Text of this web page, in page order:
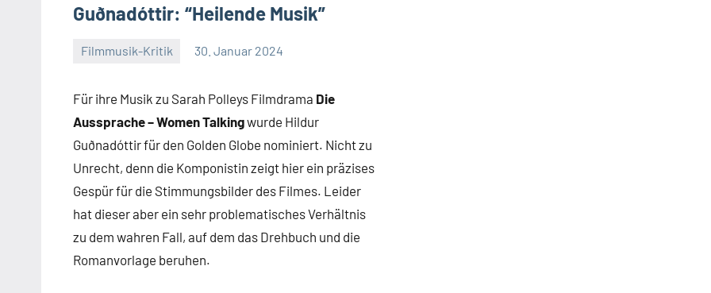
Guðnadóttir: “Heilende Musik”
Filmmusik-Kritik 30. Januar 2024
Für ihre Musik zu Sarah Polleys Filmdrama Die
Aussprache – Women Talkingwurde Hildur
Guðnadóttir für den Golden Globe nominiert. Nicht zu
Unrecht, denn die Komponistin zeigt hier ein präzises
Gespür für die Stimmungsbilder des Filmes. Leider
hat dieser aber ein sehr problematisches Verhältnis
zu dem wahren Fall, auf dem das Drehbuch und die
Romanvorlage beruhen.